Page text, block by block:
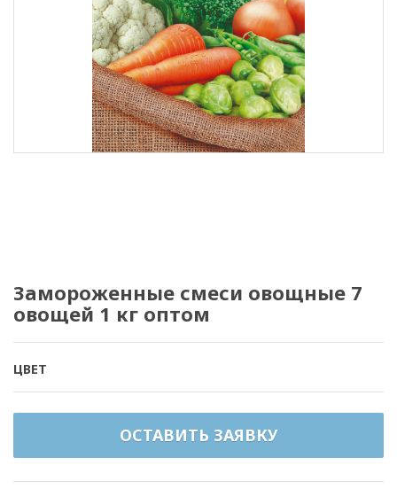
Замороженные смеси овощные 7
овощей 1 кг оптом
ЦВЕТ
ОСТАВИТЬ ЗАЯВКУ